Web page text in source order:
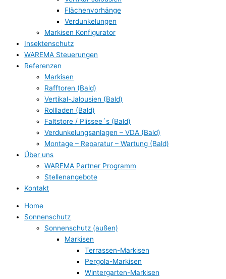
Flächenvorhänge
Verdunkelungen
Markisen Konfigurator
Insektenschutz
WAREMA Steuerungen
Referenzen
Markisen
Rafftoren (Bald)
Vertikal-Jalousien (Bald)
Rollladen (Bald)
Faltstore / Plissee´s (Bald)
Verdunkelungsanlagen – VDA (Bald)
Montage – Reparatur – Wartung (Bald)
Über uns
WAREMA Partner Programm
Stellenangebote
Kontakt
Home
Sonnenschutz
Sonnenschutz (außen)
Markisen
Terrassen-Markisen
Pergola-Markisen
Wintergarten-Markisen